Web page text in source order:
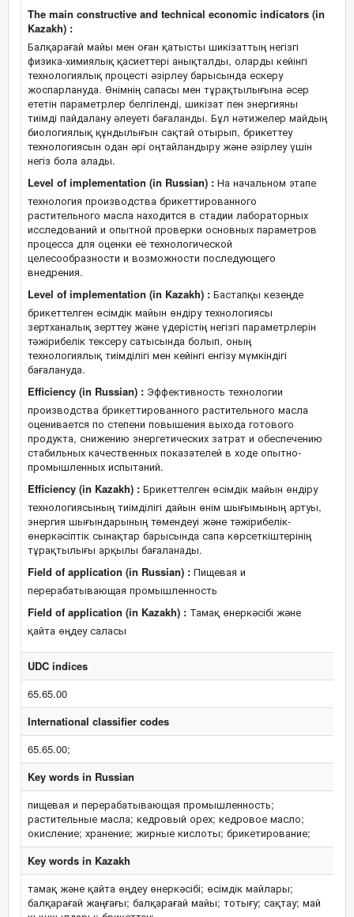
The main constructive and technical economic indicators (in
Kazakh) :
Балқарағай майы мен оған қатысты шикізаттың негізгі
физика-химиялық қасиеттері анықталды, оларды кейінгі
технологиялық процесті әзірлеу барысында ескеру
жоспарлануда. Өнімнің сапасы мен тұрақтылығына әсер
ететін параметрлер белгіленді, шикізат пен энергияны
тиімді пайдалану әлеуеті бағаланды. Бұл нәтижелер майдың
биологиялық құндылығын сақтай отырып, брикеттеу
технологиясын одан әрі оңтайландыру және әзірлеу үшін
негіз бола алады.
Level of implementation (in Russian) : На начальном этапе
технология производства брикеттированного
растительного масла находится в стадии лабораторных
исследований и опытной проверки основных параметров
процесса для оценки её технологической
целесообразности и возможности последующего
внедрения.
Level of implementation (in Kazakh) : Бастапқы кезеңде
брикеттелген өсімдік майын өндіру технологиясы
зертханалық зерттеу және үдерістің негізгі параметрлерін
тәжірибелік тексеру сатысында болып, оның
технологиялық тиімділігі мен кейінгі енгізу мүмкіндігі
бағалануда.
Efficiency (in Russian) : Эффективность технологии
производства брикеттированного растительного масла
оценивается по степени повышения выхода готового
продукта, снижению энергетических затрат и обеспечению
стабильных качественных показателей в ходе опытно-
промышленных испытаний.
Efficiency (in Kazakh) : Брикеттелген өсімдік майын өндіру
технологиясының тиімділігі дайын өнім шығымының артуы,
энергия шығындарының төмендеуі және тәжірибелік-
өнеркәсіптік сынақтар барысында сапа көрсеткіштерінің
тұрақтылығы арқылы бағаланады.
Field of application (in Russian) : Пищевая и
перерабатывающая промышленность
Field of application (in Kazakh) : Тамақ өнеркәсібі және
қайта өңдеу саласы
UDC indices
65.65.00
International classifier codes
65.65.00;
Key words in Russian
пищевая и перерабатывающая промышленность;
растительные масла; кедровый орех; кедровое масло;
окисление; хранение; жирные кислоты; брикетирование;
Key words in Kazakh
тамақ және қайта өңдеу өнеркәсібі; өсімдік майлары;
балқарағай жаңғағы; балқарағай майы; тотығу; сақтау; май